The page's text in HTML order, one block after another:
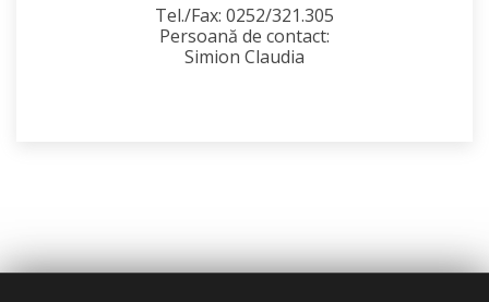
Tel./Fax: 0252/321.305
Persoană de contact:
Simion Claudia